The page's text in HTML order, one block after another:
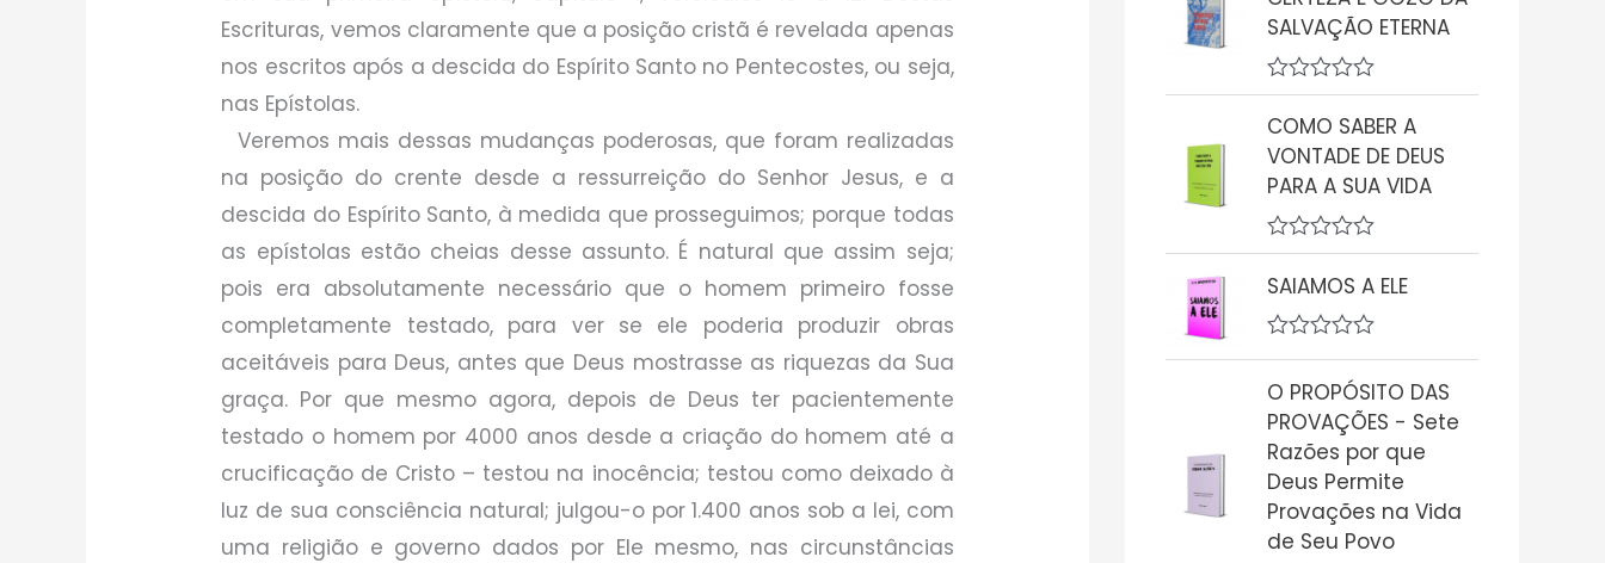
Escrituras, vemos claramente que a posição cristã é revelada apenas
nos escritos após a descida do Espírito Santo no Pentecostes, ou seja,
nas Epístolas.
Veremos mais dessas mudanças poderosas, que foram realizadas
na posição do crente desde a ressurreição do Senhor Jesus, e a
descida do Espírito Santo, à medida que prosseguimos; porque todas
as epístolas estão cheias desse assunto. É natural que assim seja;
pois era absolutamente necessário que o homem primeiro fosse
completamente testado, para ver se ele poderia produzir obras
aceitáveis para Deus, antes que Deus mostrasse as riquezas da Sua
graça. Por que mesmo agora, depois de Deus ter pacientemente
testado o homem por 4000 anos desde a criação do homem até a
crucificação de Cristo – testou na inocência; testou como deixado à
luz de sua consciência natural; julgou-o por 1.400 anos sob a lei, com
uma religião e governo dados por Ele mesmo, nas circunstâncias
e
i
a
ç
ã
o
0
d
e
5
SALVAÇÃO ETERNA
A
v
a
l
i
a
ç
ã
o
0
d
e
5
COMO SABER A
VONTADE DE DEUS
PARA A SUA VIDA
A
v
a
l
i
a
ã
o
d
e
5
SAIAMOS A ELE
A
a
l
i
a
ç
o
0
O PROPÓSITO DAS
PROVAÇÕES - Sete
Razões por que
Deus Permite
Provações na Vida
de Seu Povo